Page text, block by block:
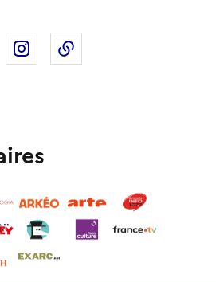
sur X
Partager sur Linkedin
Partager sur Instagram